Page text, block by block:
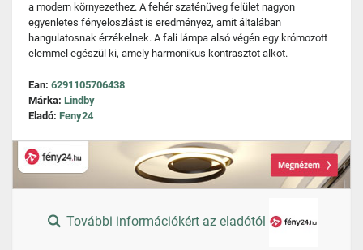
a modern környezethez. A fehér szaténüveg felület nagyon
egyenletes fényeloszlást is eredményez, amit általában
hangulatosnak érzékelnek. A fali lámpa alsó végén egy krómozott
elemmel egészül ki, amely harmonikus kontrasztot alkot.
Ean: 6291105706438
Márka: Lindby
Eladó: Feny24
További információkért az eladótól